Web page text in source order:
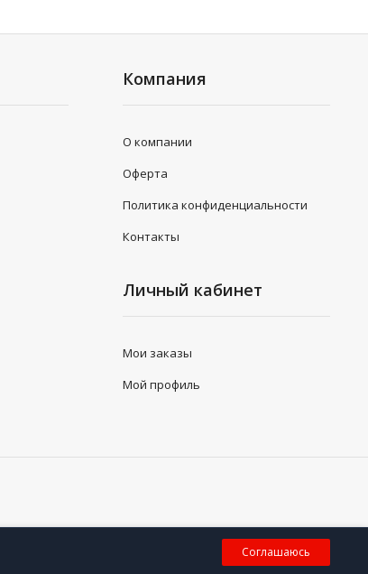
Компания
О компании
Оферта
Политика конфиденциальности
Контакты
Личный кабинет
Мои заказы
Мой профиль
Соглашаюсь